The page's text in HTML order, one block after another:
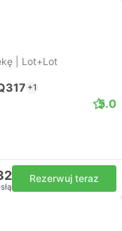
| Lot+Lot
+1
5.0
Rezerwuj teraz